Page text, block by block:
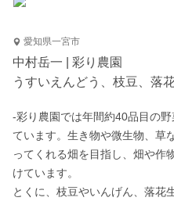
愛知県一宮市
中村岳一 | 彩り農園
うすいえんどう、枝豆、落
-彩り農園では年間約40品目の
ています。生き物や微生物、草
ってくれる畑を目指し、畑や作
けています。
とくに、枝豆やいんげん、落花